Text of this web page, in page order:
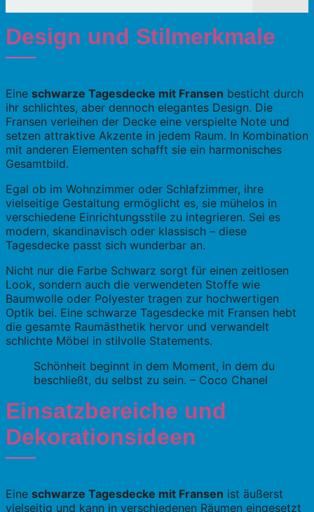
Design und Stilmerkmale
Eine schwarze Tagesdecke mit Fransen besticht durch
ihr schlichtes, aber dennoch elegantes Design. Die
Fransen verleihen der Decke eine verspielte Note und
setzen attraktive Akzente in jedem Raum. In Kombination
mit anderen Elementen schafft sie ein harmonisches
Gesamtbild.
Egal ob im Wohnzimmer oder Schlafzimmer, ihre
vielseitige Gestaltung ermöglicht es, sie mühelos in
verschiedene Einrichtungsstile zu integrieren. Sei es
modern, skandinavisch oder klassisch – diese
Tagesdecke passt sich wunderbar an.
Nicht nur die Farbe Schwarz sorgt für einen zeitlosen
Look, sondern auch die verwendeten Stoffe wie
Baumwolle oder Polyester tragen zur hochwertigen
Optik bei. Eine schwarze Tagesdecke mit Fransen hebt
die gesamte Raumästhetik hervor und verwandelt
schlichte Möbel in stilvolle Statements.
Schönheit beginnt in dem Moment, in dem du
beschließt, du selbst zu sein. – Coco Chanel
Einsatzbereiche und
Dekorationsideen
Eine schwarze Tagesdecke mit Fransen ist äußerst
vielseitig und kann in verschiedenen Räumen eingesetzt